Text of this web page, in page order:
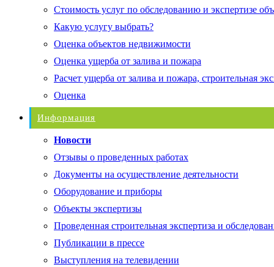
Стоимость услуг по обследованию и экспертизе
Какую услугу выбрать?
Оценка объектов недвижимости
Оценка ущерба от залива и пожара
Расчет ущерба от залива и пожара, строительная
Оценка
Информация
Новости
Отзывы о проведенных работах
Документы на осуществление деятельности
Оборудование и приборы
Объекты экспертизы
Проведенная строительная экспертиза и
Публикации в прессе
Выступления на телевидении